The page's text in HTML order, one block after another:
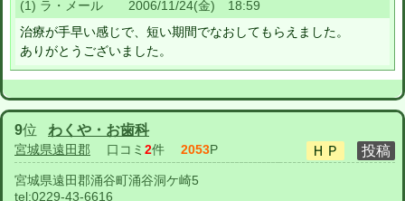
(1) ラ・メール 2006/11/24(金) 18:59
治療が手早い感じで、短い期間でなおしてもらえました。
ありがとうございました。
9位 わくや・お歯科
宮城県遠田郡 口コミ 2件 2053P
宮城県遠田郡涌谷町涌谷洞ケ崎5
tel:0229-43-6616